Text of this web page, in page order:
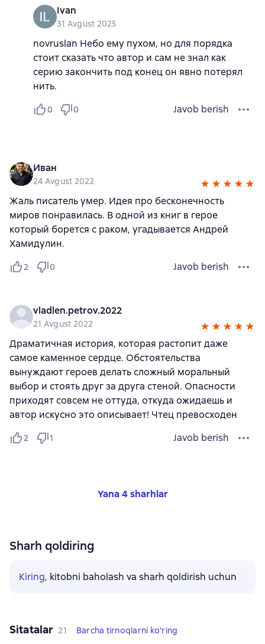
Ivan
31 Avgust 2025
novruslan Небо ему пухом, но для порядка
стоит сказать что автор и сам не знал как
серию закончить под конец он явно потерял
нить.
0 0 Javob berish
Иван
24 Avgust 2022
Жаль писатель умер. Идея про бесконечность
миров понравилась. В одной из книг в герое
который борется с раком, угадывается Андрей
Хамидулин.
2 0 Javob berish
vladlen.petrov.2022
21 Avgust 2022
Драматичная история, которая растопит даже
самое каменное сердце. Обстоятельства
вынуждают героев делать сложный моральный
выбор и стоять друг за друга стеной. Опасности
приходят совсем не оттуда, откуда ожидаешь и
автор искусно это описывает! Чтец превосходен
2 1 Javob berish
Yana 4 sharhlar
Sharh qoldiring
Kiring, kitobni baholash va sharh qoldirish uchun
Sitatalar 21 Barcha tirnoqlarni ko'ring